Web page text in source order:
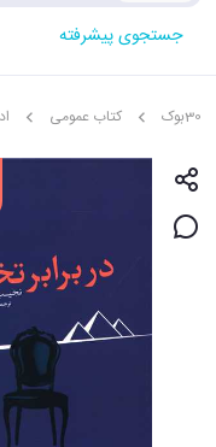
جستجوی پیشرفته
30بوک کتاب عمومی